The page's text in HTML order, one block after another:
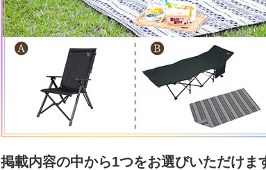
掲載内容の中から1つをお選びいただけま